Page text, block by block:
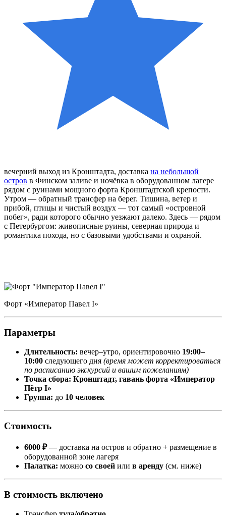
вечерний выход из Кронштадта, доставка на небольшой
остров в Финском заливе и ночёвка в оборудованном лагере
рядом с руинами мощного форта Кронштадтской крепости.
Утром — обратный трансфер на берег. Тишина, ветер и
прибой, птицы и чистый воздух — тот самый «островной
побег», ради которого обычно уезжают далеко. Здесь — рядом
с Петербургом: живописные руины, северная природа и
романтика похода, но с базовыми удобствами и охраной.
Форт «Император Павел I»
Параметры
Длительность: вечер–утро, ориентировочно 19:00–
10:00 следующего дня (время может корректироваться
по расписанию экскурсий и вашим пожеланиям)
Точка сбора: Кронштадт, гавань форта «Император
Пётр I»
Группа: до 10 человек
Стоимость
6000 ₽— доставка на остров и обратно + размещение в
оборудованной зоне лагеря
Палатка: можно со своей или в аренду (см. ниже)
В стоимость включено